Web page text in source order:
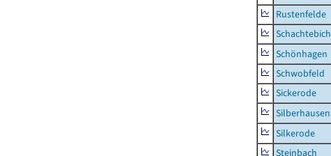
Rustenfelde
Schachtebich
Schönhagen
Schwobfeld
Sickerode
Silberhausen
Silkerode
Steinbach